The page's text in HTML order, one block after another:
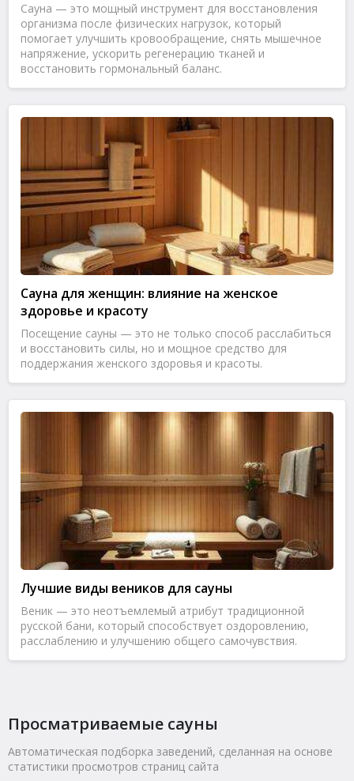
Сауна — это мощный инструмент для восстановления
организма после физических нагрузок, который
помогает улучшить кровообращение, снять мышечное
напряжение, ускорить регенерацию тканей и
восстановить гормональный баланс.
Сауна для женщин: влияние на женское
здоровье и красоту
Посещение сауны — это не только способ расслабиться
и восстановить силы, но и мощное средство для
поддержания женского здоровья и красоты.
Лучшие виды веников для сауны
Веник — это неотъемлемый атрибут традиционной
русской бани, который способствует оздоровлению,
расслаблению и улучшению общего самочувствия.
Просматриваемые сауны
Автоматическая подборка заведений, сделанная на основе
статистики просмотров страниц сайта